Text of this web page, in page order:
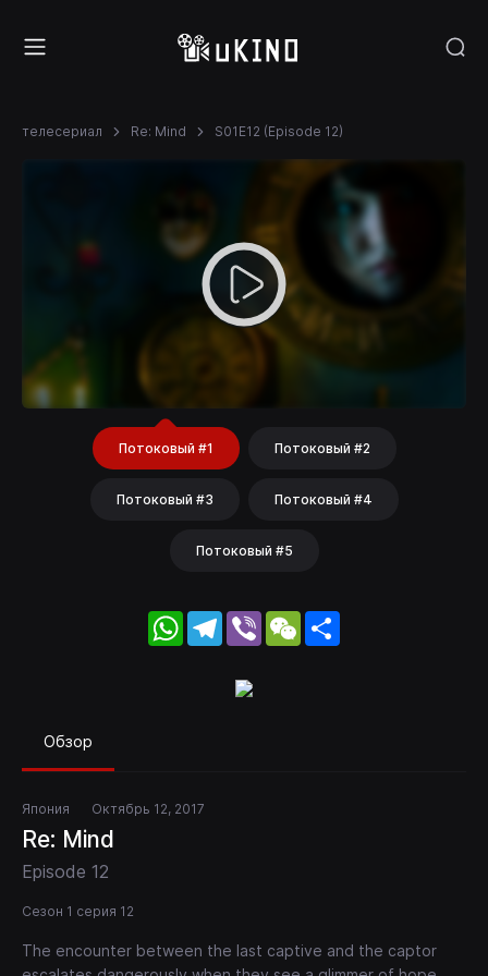
телесериал Re: Mind S01E12 (Episode 12)
Потоковый #1 Потоковый #2
Потоковый #3 Потоковый #4
Потоковый #5
WhatsApp
Telegram
Viber WeChat
Обзор
Япония Октябрь 12, 2017
Re: Mind
Episode 12
Сезон 1 серия 12
The encounter between the last captive and the captor